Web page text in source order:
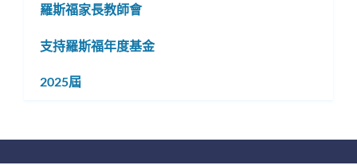
羅斯福家長教師會
支持羅斯福年度基金
2025屆